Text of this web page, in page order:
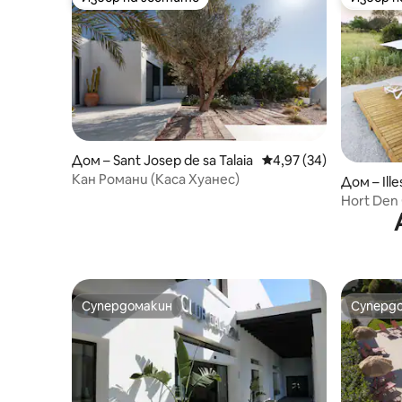
Избор на гостите
Дом – Sant Josep de sa Talaia Средна оценка: 4,97
4,97 (34)
Кан Романи (Каса Хуанес)
Избор
Дом –
Hort Den
Супердомакин
Супердомакин